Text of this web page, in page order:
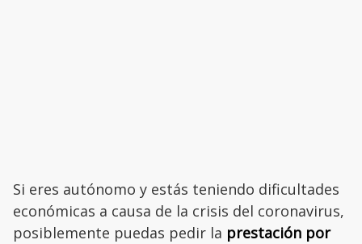
Si eres autónomo y estás teniendo dificultades
económicas a causa de la crisis del coronavirus,
posiblemente puedas pedir la prestación por